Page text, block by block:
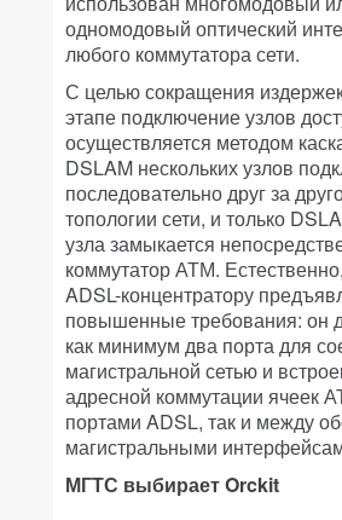
одномодовый оптический
любого коммутатора сети.
С целью сокращения
этапе подключение узлов
осуществляется методом
DSLAM нескольких узлов
последовательно друг за
топологии сети, и только
узла замыкается
коммутатор АТМ.
ADSL-концентратору
повышенные требования: он
как минимум два порта для
магистральной сетью и
адресной коммутации ячеек
портами ADSL, так и между
магистральными
МГТС выбирает Orckit